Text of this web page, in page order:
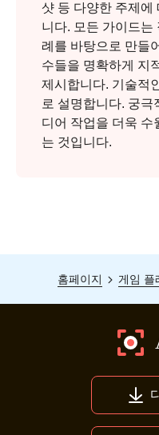
샷 등 다양한 주제에
니다. 모든 가이드는
례를 바탕으로 만들
수들을 명확하게 지
제시합니다. 기술적
로 설명합니다. 궁극
디어 작업을 더욱 수
는 것입니다.
홈페이지 게임 플